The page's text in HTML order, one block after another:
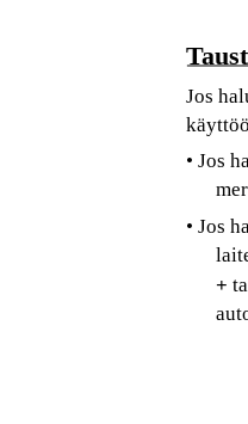
Jos
• Jos
• Jos
+